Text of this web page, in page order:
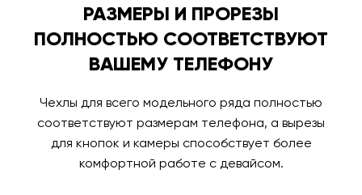
РАЗМЕРЫ И ПРОРЕЗЫ
ПОЛНОСТЬЮ СООТВЕТСТВУЮТ
ВАШЕМУ ТЕЛЕФОНУ
Чехлы для всего модельного ряда полностью
соответствуют размерам телефона, а вырезы
для кнопок и камеры способствует более
комфортной работе с девайсом.